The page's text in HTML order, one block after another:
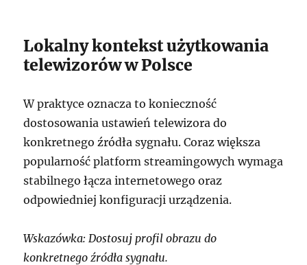
Lokalny kontekst użytkowania
telewizorów w Polsce
W praktyce oznacza to konieczność
dostosowania ustawień telewizora do
konkretnego źródła sygnału. Coraz większa
popularność platform streamingowych wymaga
stabilnego łącza internetowego oraz
odpowiedniej konfiguracji urządzenia.
Wskazówka: Dostosuj profil obrazu do
konkretnego źródła sygnału.